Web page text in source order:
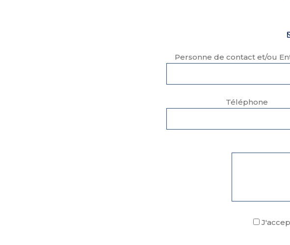
Personne de contact et/ou
Téléphone